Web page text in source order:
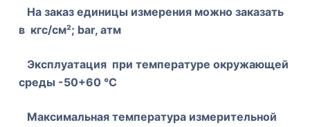
На заказ единицы измерения можно заказать
в кгс/см²; bar, атм
Эксплуатация при температуре окружающей
среды -50+60 °С
Максимальная температура измерительной